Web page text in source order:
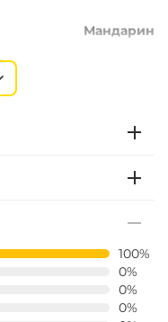
Мандарин
Мульти Фиш
100%
0%
0%
0%